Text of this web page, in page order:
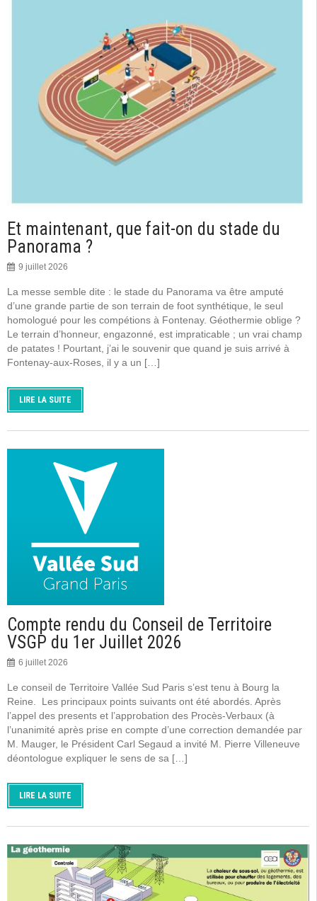
Et maintenant, que fait-on du stade du
Panorama ?
9 juillet 2026
La messe semble dite : le stade du Panorama va être amputé
d’une grande partie de son terrain de foot synthétique, le seul
homologué pour les compétions à Fontenay. Géothermie oblige ?
Le terrain d’honneur, engazonné, est impraticable ; un vrai champ
de patates ! Pourtant, j’ai le souvenir que quand je suis arrivé à
Fontenay-aux-Roses, il y a un […]
LIRE LA SUITE
Compte rendu du Conseil de Territoire
VSGP du 1er Juillet 2026
6 juillet 2026
Le conseil de Territoire Vallée Sud Paris s’est tenu à Bourg la
Reine. Les principaux points suivants ont été abordés. Après
l’appel des presents et l’approbation des Procès-Verbaux (à
l’unanimité après prise en compte d’une correction demandée par
M. Mauger, le Président Carl Segaud a invité M. Pierre Villeneuve
déontologue expliquer le sens de sa […]
LIRE LA SUITE